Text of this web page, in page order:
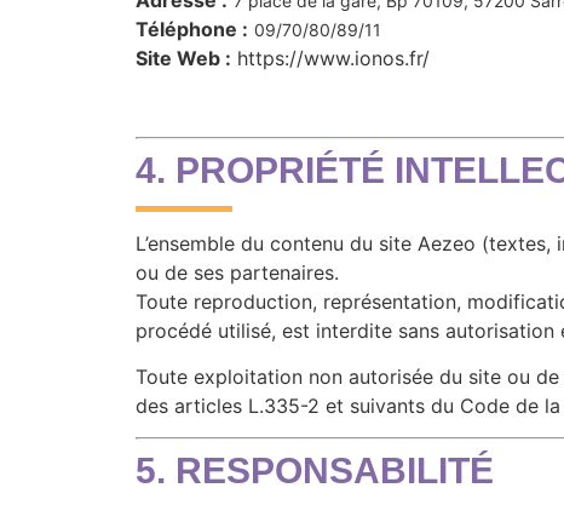
Téléphone : 09/70/80/89/11
Site Web : https://www.ionos.fr/
4. PROPRIÉTÉ
L’ensemble du contenu du site Aezeo
ou de ses partenaires.
Toute reproduction, représentation,
procédé utilisé, est interdite sans autorisation
Toute exploitation non autorisée du site ou
des articles L.335-2 et suivants du Code de
5. RESPONSABILITÉ